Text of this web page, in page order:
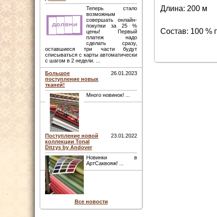
Теперь стало
возможным
совершать онлайн-
покупки за 25 %
цены! Первый
платеж надо
сделать сразу,
оставшиеся три части будут
списываться с карты автоматически
с шагом в 2 недели. ...
Большое
поступление новых
тканей!
26.01.2023
Много новинок! ...
Поступление новой
коллекции Tonal
Ditzys by Andover
23.01.2022
Новинки в
АртСаквояж! ...
Все новости
Длина: 200 м
Состав: 100 %